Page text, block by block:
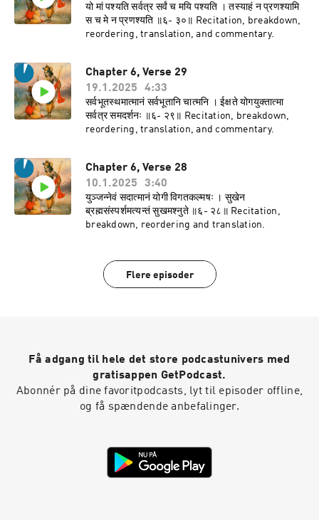
यो मां पश्यति सर्वत्र सर्वं च मयि पश्यति । तस्याहं न प्रणश्यामि
स च मे न प्रणश्यति ॥६- ३०॥ Recitation, breakdown,
reordering, translation, and commentary.
Chapter 6, Verse 29
19.1.2025
4:33
सर्वभूतस्थमात्मानं सर्वभूतानि चात्मनि । ईक्षते योगयुक्तात्मा
सर्वत्र समदर्शनः ॥६- २९॥ Recitation, breakdown,
reordering, translation, and commentary.
Chapter 6, Verse 28
10.1.2025
3:40
युञ्जन्नेवं सदात्मानं योगी विगतकल्मषः । सुखेन
ब्रह्मसंस्पर्शमत्यन्तं सुखमश्नुते ॥६- २८॥ Recitation,
breakdown, reordering and translation.
Flere episoder
Få adgang til hele det store podcastunivers med
gratisappen GetPodcast.
Abonnér på dine favoritpodcasts, lyt til episoder offline,
og få spændende anbefalinger.